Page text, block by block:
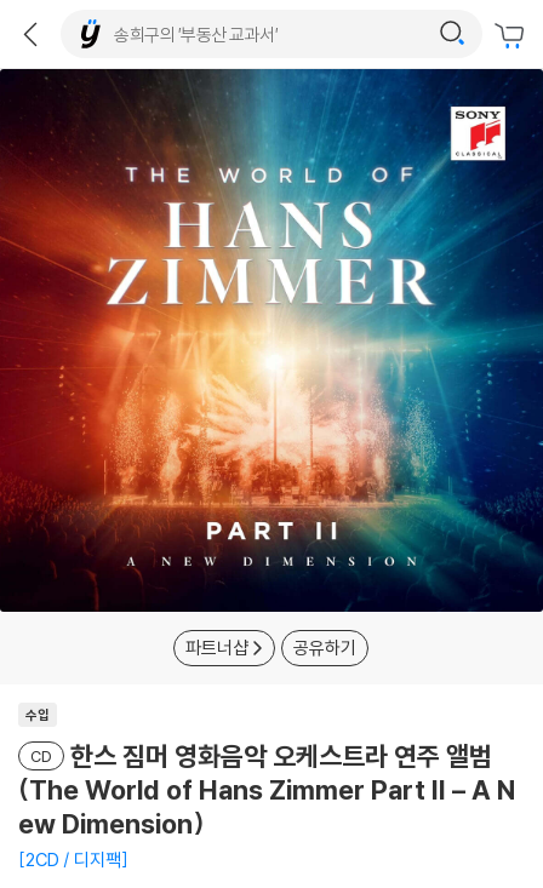
파트너샵 공유하기
수입
CD
한스 짐머 영화음악 오케스트라 연주 앨범
(The World of Hans Zimmer Part II – A N
ew Dimension)
2CD / 디지팩